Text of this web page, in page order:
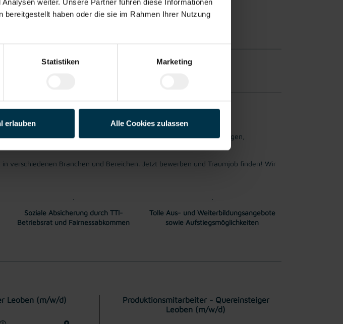
haben oder die sie im Rahmen Ihrer Nutzung
Statistiken Marketing
erlauben Alle Cookies zulassen
Bewerbungsprozes
ses
von Qualifikation und Berufserfahrung möglich.
ist unser Ziel: Einen Arbeitsplatz zu finden, der genau den Vorstellungen,
zu begleiten.
verschiedenen Branchen und Bereichen. Jetzt bewerben und Traumjob finden! Wir
Soziale Absicherung durch TTI-
Betriebsrat und Fairnessabkommen
Tolle Aus- und Weiterbildungsangebote
sowie Aufstiegsmöglichkeiten
Leoben (m/w/d)
Produktionsmitarbeiter - Quereinsteiger
Leoben (m/w/d)